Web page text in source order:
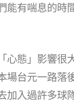
能有喘息的時
心態」影響很
場台元一路落
入過許多球